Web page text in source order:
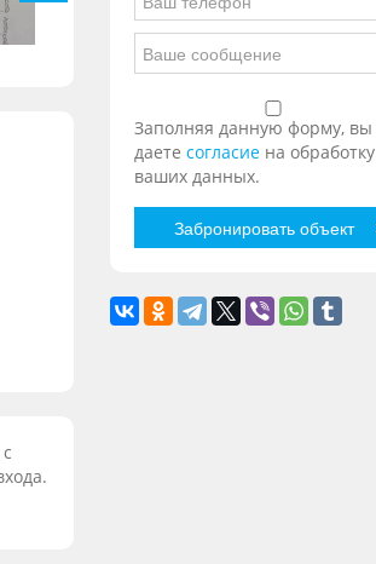
Заполняя данную форму, вы
даете согласие на обработку
ваших данных.